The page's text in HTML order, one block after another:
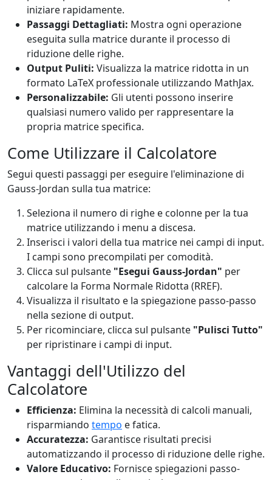
iniziare rapidamente.
Passaggi Dettagliati: Mostra ogni operazione
eseguita sulla matrice durante il processo di
riduzione delle righe.
Output Puliti: Visualizza la matrice ridotta in un
formato LaTeX professionale utilizzando MathJax.
Personalizzabile: Gli utenti possono inserire
qualsiasi numero valido per rappresentare la
propria matrice specifica.
Come Utilizzare il Calcolatore
Segui questi passaggi per eseguire l'eliminazione di
Gauss-Jordan sulla tua matrice:
Seleziona il numero di righe e colonne per la tua
matrice utilizzando i menu a discesa.
Inserisci i valori della tua matrice nei campi di input.
I campi sono precompilati per comodità.
Clicca sul pulsante "Esegui Gauss-Jordan" per
calcolare la Forma Normale Ridotta (RREF).
Visualizza il risultato e la spiegazione passo-passo
nella sezione di output.
Per ricominciare, clicca sul pulsante "Pulisci Tutto"
per ripristinare i campi di input.
Vantaggi dell'Utilizzo del
Calcolatore
Efficienza: Elimina la necessità di calcoli manuali,
risparmiando tempo e fatica.
Accuratezza: Garantisce risultati precisi
automatizzando il processo di riduzione delle righe.
Valore Educativo: Fornisce spiegazioni passo-